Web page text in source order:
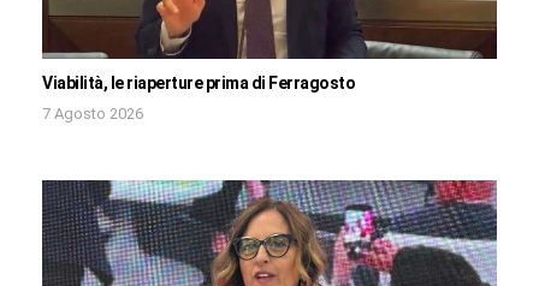
Viabilità, le riaperture prima di Ferragosto
7 Agosto 2026